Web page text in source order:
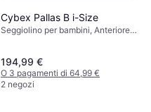
Cybex Pallas B i-Size
Seggiolino per bambini, Anteriore,
lavabile, Poggiatesta regolabile
194,99 €
O 3 pagamenti di 64,99 €
2 negozi